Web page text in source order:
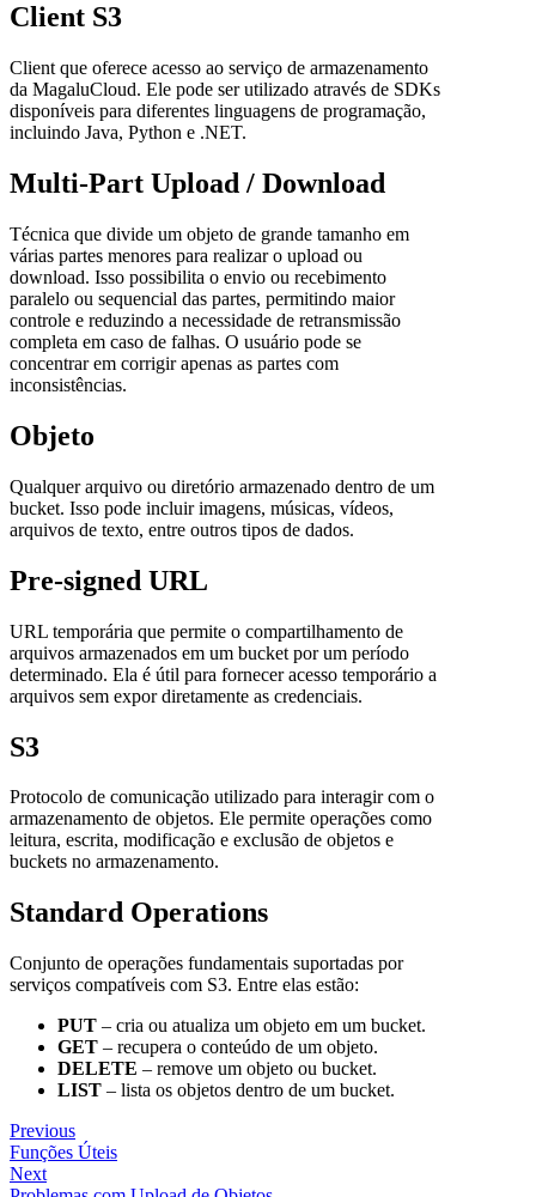
Client S3
Client que oferece acesso ao serviço de armazenamento
da MagaluCloud. Ele pode ser utilizado através de SDKs
disponíveis para diferentes linguagens de programação,
incluindo Java, Python e .NET.
Multi-Part Upload / Download
Técnica que divide um objeto de grande tamanho em
várias partes menores para realizar o upload ou
download. Isso possibilita o envio ou recebimento
paralelo ou sequencial das partes, permitindo maior
controle e reduzindo a necessidade de retransmissão
completa em caso de falhas. O usuário pode se
concentrar em corrigir apenas as partes com
inconsistências.
Objeto
Qualquer arquivo ou diretório armazenado dentro de um
bucket. Isso pode incluir imagens, músicas, vídeos,
arquivos de texto, entre outros tipos de dados.
Pre-signed URL
URL temporária que permite o compartilhamento de
arquivos armazenados em um bucket por um período
determinado. Ela é útil para fornecer acesso temporário a
arquivos sem expor diretamente as credenciais.
S3
Protocolo de comunicação utilizado para interagir com o
armazenamento de objetos. Ele permite operações como
leitura, escrita, modificação e exclusão de objetos e
buckets no armazenamento.
Standard Operations
Conjunto de operações fundamentais suportadas por
serviços compatíveis com S3. Entre elas estão:
PUT – cria ou atualiza um objeto em um bucket.
GET – recupera o conteúdo de um objeto.
DELETE – remove um objeto ou bucket.
LIST – lista os objetos dentro de um bucket.
Previous
Funções Úteis
Next